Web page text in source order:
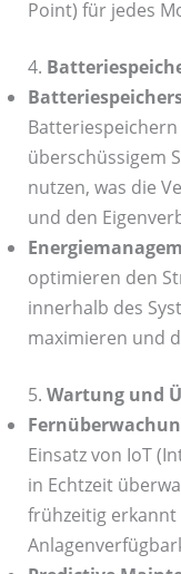
Point) für jedes
4.
überschüssigem
nutzen, was die
und den
optimieren den
innerhalb des
maximieren und
5. Wartung und
Einsatz von IoT
in Echtzeit
frühzeitig